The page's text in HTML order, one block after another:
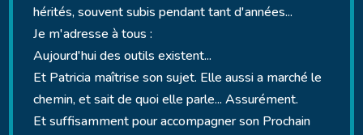
hérités, souvent subis pendant tant d'années...
Je m'adresse à tous :
Aujourd'hui des outils existent...
Et Patricia maîtrise son sujet. Elle aussi a marché le
chemin, et sait de quoi elle parle... Assurément.
Et suffisamment pour accompagner son Prochain